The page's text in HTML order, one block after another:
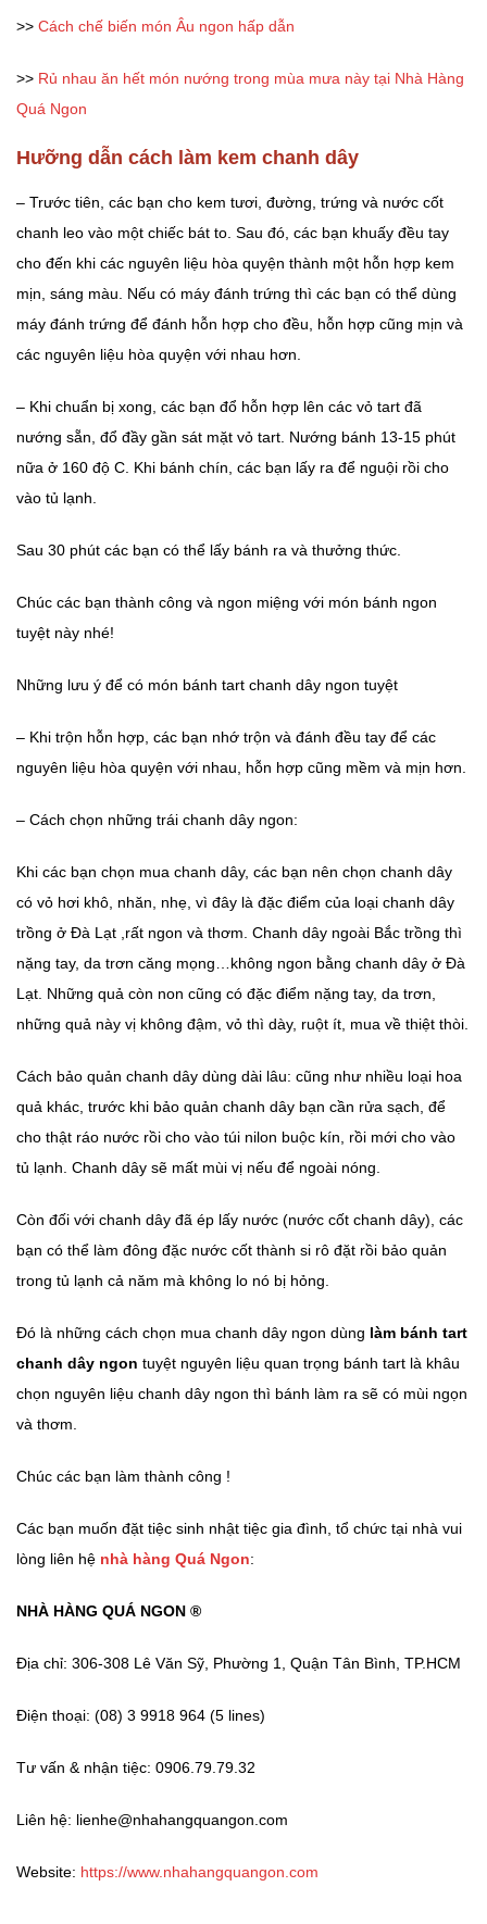
>> Cách chế biến món Âu ngon hấp dẫn
>> Rủ nhau ăn hết món nướng trong mùa mưa này tại Nhà Hàng
Quá Ngon
Hưỡng dẫn cách làm kem chanh dây
– Trước tiên, các bạn cho kem tươi, đường, trứng và nước cốt
chanh leo vào một chiếc bát to. Sau đó, các bạn khuấy đều tay
cho đến khi các nguyên liệu hòa quyện thành một hỗn hợp kem
mịn, sáng màu. Nếu có máy đánh trứng thì các bạn có thể dùng
máy đánh trứng để đánh hỗn hợp cho đều, hỗn hợp cũng mịn và
các nguyên liệu hòa quyện với nhau hơn.
– Khi chuẩn bị xong, các bạn đổ hỗn hợp lên các vỏ tart đã
nướng sẵn, đổ đầy gần sát mặt vỏ tart. Nướng bánh 13-15 phút
nữa ở 160 độ C. Khi bánh chín, các bạn lấy ra để nguội rồi cho
vào tủ lạnh.
Sau 30 phút các bạn có thể lấy bánh ra và thưởng thức.
Chúc các bạn thành công và ngon miệng với món bánh ngon
tuyệt này nhé!
Những lưu ý để có món bánh tart chanh dây ngon tuyệt
– Khi trộn hỗn hợp, các bạn nhớ trộn và đánh đều tay để các
nguyên liệu hòa quyện với nhau, hỗn hợp cũng mềm và mịn hơn.
– Cách chọn những trái chanh dây ngon:
Khi các bạn chọn mua chanh dây, các bạn nên chọn chanh dây
có vỏ hơi khô, nhăn, nhẹ, vì đây là đặc điểm của loại chanh dây
trồng ở Đà Lạt ,rất ngon và thơm. Chanh dây ngoài Bắc trồng thì
nặng tay, da trơn căng mọng…không ngon bằng chanh dây ở Đà
Lạt. Những quả còn non cũng có đặc điểm nặng tay, da trơn,
những quả này vị không đậm, vỏ thì dày, ruột ít, mua về thiệt thòi.
Cách bảo quản chanh dây dùng dài lâu: cũng như nhiều loại hoa
quả khác, trước khi bảo quản chanh dây bạn cần rửa sạch, để
cho thật ráo nước rồi cho vào túi nilon buộc kín, rồi mới cho vào
tủ lạnh. Chanh dây sẽ mất mùi vị nếu để ngoài nóng.
Còn đối với chanh dây đã ép lấy nước (nước cốt chanh dây), các
bạn có thể làm đông đặc nước cốt thành si rô đặt rồi bảo quản
trong tủ lạnh cả năm mà không lo nó bị hỏng.
Đó là những cách chọn mua chanh dây ngon dùng làm bánh tart
chanh dây ngon tuyệt nguyên liệu quan trọng bánh tart là khâu
chọn nguyên liệu chanh dây ngon thì bánh làm ra sẽ có mùi ngọn
và thơm.
Chúc các bạn làm thành công !
Các bạn muốn đặt tiệc sinh nhật tiệc gia đình, tổ chức tại nhà vui
lòng liên hệ nhà hàng Quá Ngon:
NHÀ HÀNG QUÁ NGON ®
Địa chỉ: 306-308 Lê Văn Sỹ, Phường 1, Quận Tân Bình, TP.HCM
Điện thoại: (08) 3 9918 964 (5 lines)
Tư vấn & nhận tiệc: 0906.79.79.32
Liên hệ: lienhe@nhahangquangon.com
Website: https://www.nhahangquangon.com